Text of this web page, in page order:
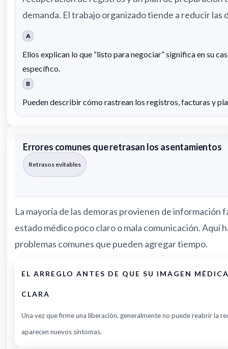
demanda. El trabajo organizado tiende a reducir las
A
Ellos explican lo que “listo para negociar” significa en su
específico.
B
Pueden describir cómo rastrean los registros, facturas y
Errores comunes que retrasan los asentamientos
Retrasos evitables
La mayoría de las demoras provienen de información
estado médico poco claro o mala comunicación. Aquí
problemas comunes que pueden agregar tiempo.
EL ARREGLO ANTES DE QUE SU IMAGEN
CLARA
Una vez que firme una liberación, generalmente no puede reabrir la
aparecen nuevos síntomas.